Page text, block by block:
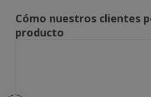
Cómo nuestros clientes
producto